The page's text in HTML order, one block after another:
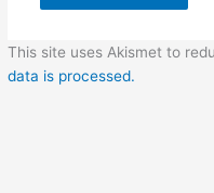
This site uses Akismet to
data is processed.